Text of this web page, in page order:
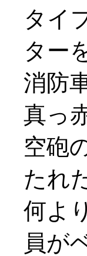
タイ
ター
消防
真っ
空砲
たれ
何よ
員が